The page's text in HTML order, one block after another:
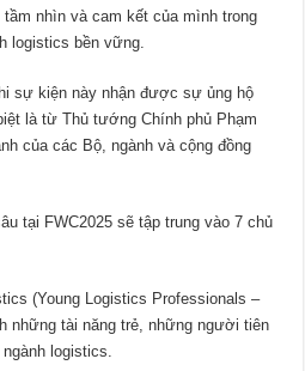
nhìn và cam kết của mình trong
logistics bền vững.
sự kiện này nhận được sự ủng hộ
là từ Thủ tướng Chính phủ Phạm
của các Bộ, ngành và cộng đồng
tại FWC2025 sẽ tập trung vào 7 chủ
(Young Logistics Professionals –
những tài năng trẻ, những người tiên
logistics.